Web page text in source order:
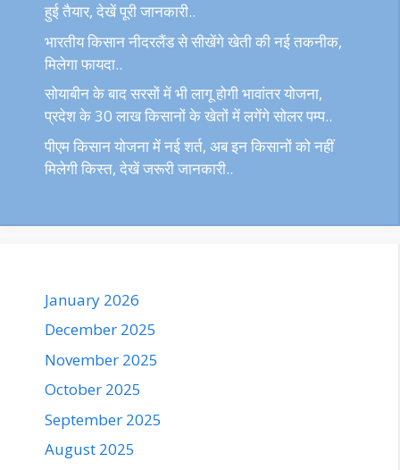
हुई तैयार, देखें पूरी जानकारी..
भारतीय किसान नीदरलैंड से सीखेंगे खेती की नई तकनीक,
मिलेगा फायदा..
सोयाबीन के बाद सरसों में भी लागू होगी भावांतर योजना,
प्रदेश के 30 लाख किसानों के खेतों में लगेंगे सोलर पम्प..
पीएम किसान योजना में नई शर्त, अब इन किसानों को नहीं
मिलेगी किस्त, देखें जरूरी जानकारी..
January 2026
December 2025
November 2025
October 2025
September 2025
August 2025